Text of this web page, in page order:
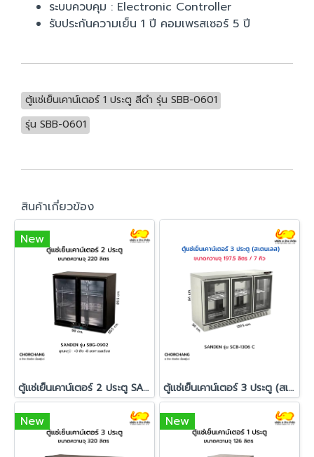
ระบบควบคุม : Electronic Controller
รับประกันความเย็น 1 ปี คอมเพรสเซอร์ 5 ปี
ตู้แช่เย็นเคาน์เตอร์ 1 ประตู สีดำ รุ่น SBB-0601
รุ่น SBB-0601
สินค้าเกี่ยวข้อง
New
ตู้แช่เย็นเคาน์เตอร์ 2 ประตู SANDEN รุ่น SBG-0902 ตู้แช่เย็นเคาน์เตอร์ 3 ประตู (สเตนเลส) SANDEN รุ่น SCB-1306C
New New